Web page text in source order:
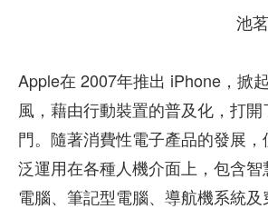
池
Apple在 2007年推出 iPhone，掀
風，藉由行動裝置的普及化，打
門。隨著消費性電子產品的發展
泛運用在各種人機介面上，包含智
電腦、筆記型電腦、導航機系統及